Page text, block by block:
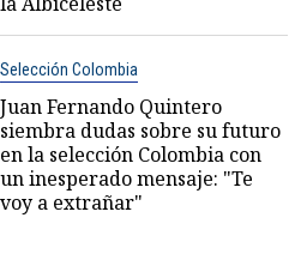
Selección Colombia
Juan Fernando Quintero
siembra dudas sobre su futuro
en la selección Colombia con
un inesperado mensaje: "Te
voy a extrañar"